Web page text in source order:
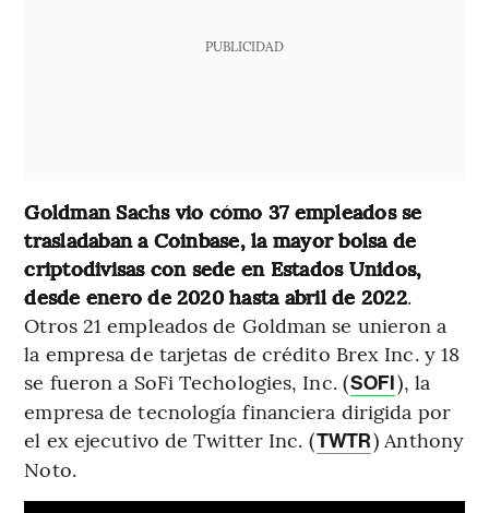
PUBLICIDAD
Goldman Sachs vio cómo 37 empleados se
trasladaban a Coinbase, la mayor bolsa de
criptodivisas con sede en Estados Unidos,
desde enero de 2020 hasta abril de 2022.
Otros 21 empleados de Goldman se unieron a
la empresa de tarjetas de crédito Brex Inc. y 18
se fueron a SoFi Techologies, Inc. (SOFI), la
empresa de tecnología financiera dirigida por
el ex ejecutivo de Twitter Inc. (TWTR) Anthony
Noto.